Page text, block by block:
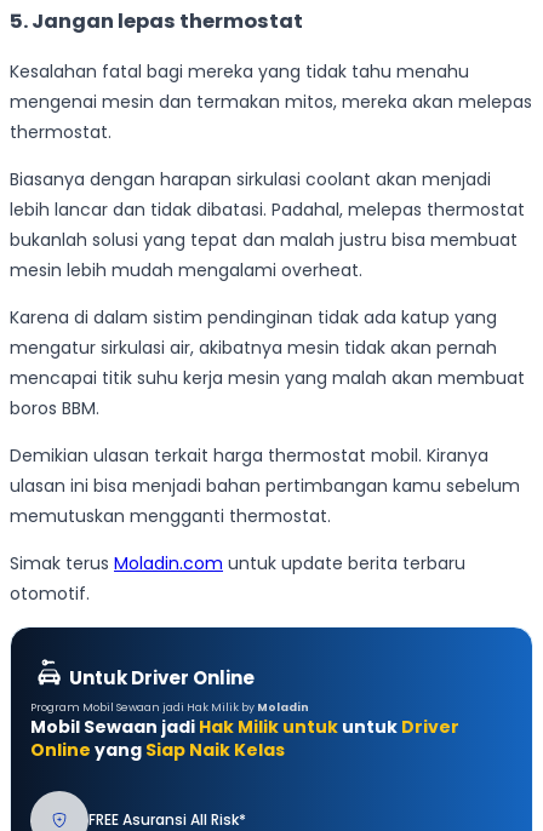
5. Jangan lepas thermostat
Kesalahan fatal bagi mereka yang tidak tahu menahu
mengenai mesin dan termakan mitos, mereka akan melepas
thermostat.
Biasanya dengan harapan sirkulasi coolant akan menjadi
lebih lancar dan tidak dibatasi. Padahal, melepas thermostat
bukanlah solusi yang tepat dan malah justru bisa membuat
mesin lebih mudah mengalami overheat.
Karena di dalam sistim pendinginan tidak ada katup yang
mengatur sirkulasi air, akibatnya mesin tidak akan pernah
mencapai titik suhu kerja mesin yang malah akan membuat
boros BBM.
Demikian ulasan terkait harga thermostat mobil. Kiranya
ulasan ini bisa menjadi bahan pertimbangan kamu sebelum
memutuskan mengganti thermostat.
Simak terus Moladin.com untuk update berita terbaru
otomotif.
Untuk Driver Online
Program Mobil Sewaan jadi Hak Milik by Moladin
Mobil Sewaan jadi Hak Milik untuk untuk Driver
Online yang Siap Naik Kelas
FREE Asuransi All Risk*